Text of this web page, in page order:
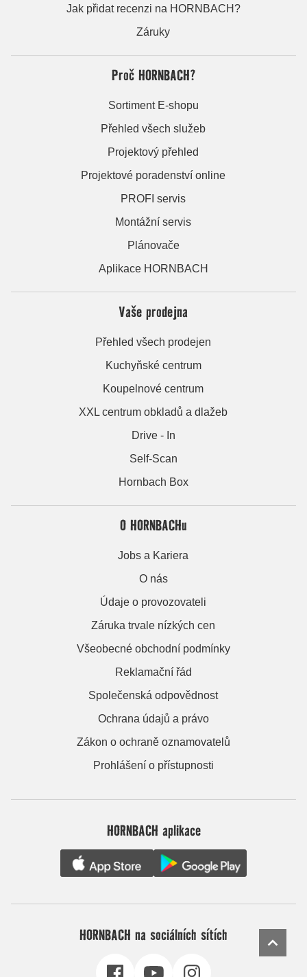
Jak přidat recenzi na HORNBACH?
Záruky
Proč HORNBACH?
Sortiment E-shopu
Přehled všech služeb
Projektový přehled
Projektové poradenství online
PROFI servis
Montážní servis
Plánovače
Aplikace HORNBACH
Vaše prodejna
Přehled všech prodejen
Kuchyňské centrum
Koupelnové centrum
XXL centrum obkladů a dlažeb
Drive - In
Self-Scan
Hornbach Box
O HORNBACHu
Jobs a Kariera
O nás
Údaje o provozovateli
Záruka trvale nízkých cen
Všeobecné obchodní podmínky
Reklamační řád
Společenská odpovědnost
Ochrana údajů a právo
Zákon o ochraně oznamovatelů
Prohlášení o přístupnosti
HORNBACH aplikace
HORNBACH na sociálních sítích